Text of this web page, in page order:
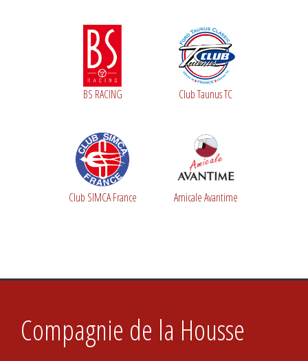
BS RACING Club Taunus TC
Club SIMCA France Amicale Avantime
Compagnie de la Housse